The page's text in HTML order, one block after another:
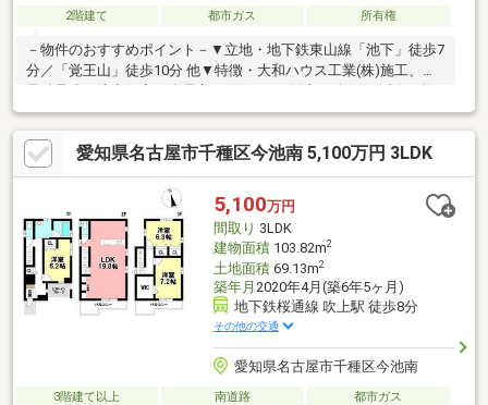
2階建て 都市ガス 所有権
－物件のおすすめポイント－▼立地・地下鉄東山線「池下」徒歩7
分／「覚王山」徒歩10分 他▼特徴・大和ハウス工業(株)施工、軽
対面式キッチン、床下収納・窓付・多目的に利用可能なサービス
スペース有・大型WIC等、室内随所に収納スペースを確保・各階
にトイレがあり、来客時も気兼ねなく利用可能・2階東側居室はラ
イフスタイルに合わせて間仕切り対応可能(別途要費用)※容積率は
前面道路幅員により160％に制限■ ご希望の住まい探しをお手伝い
します ━━━━━・・・物件の詳細・ご相談はお気軽にお問い合
わせください。
愛知県名古屋市千種区今池南 5,100万円 3LDK
5,100万円
間取り 3LDK
建物面積103.82m2
土地面積69.13m2
築年月 2020年4月(築6年5ヶ月)
地下鉄桜通線 吹上駅 徒歩8分
その他の交通
愛知県名古屋市千種区今池南
3階建て以上 南道路
都市ガス